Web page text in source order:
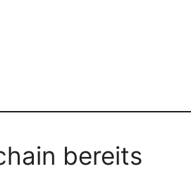
bereits